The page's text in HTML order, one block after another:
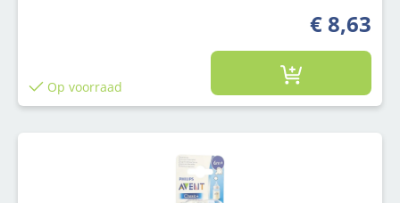
€ 8,63
Op voorraad